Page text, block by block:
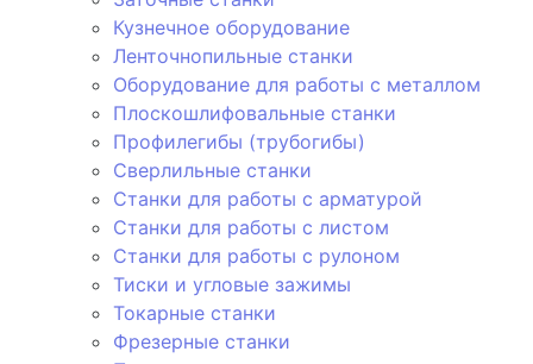
Кузнечное оборудование
Ленточнопильные станки
Оборудование для работы с металлом
Плоскошлифовальные станки
Профилегибы (трубогибы)
Сверлильные станки
Станки для работы с арматурой
Станки для работы с листом
Станки для работы с рулоном
Тиски и угловые зажимы
Токарные станки
Фрезерные станки